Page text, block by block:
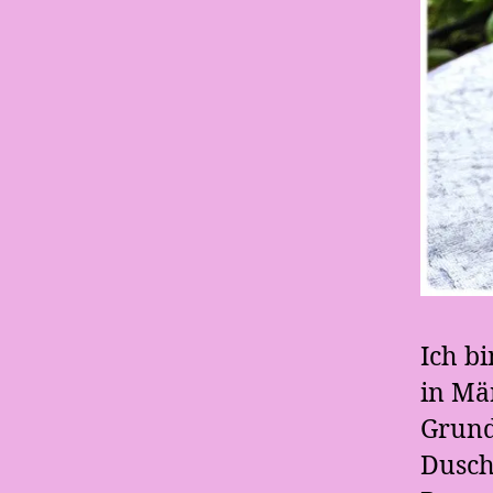
Ich
in